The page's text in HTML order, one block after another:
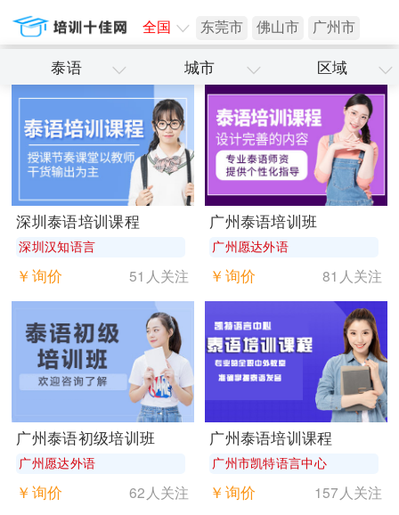
全国 东莞市 佛山市 广州市
深圳市
泰语 城市 区域
深圳泰语培训课程
深圳汉知语言
￥询价 51人关注
广州泰语培训班
广州愿达外语
￥询价 81人关注
广州泰语初级培训班
广州愿达外语
￥询价 62人关注
广州泰语培训课程
广州市凯特语言中心
￥询价 157人关注